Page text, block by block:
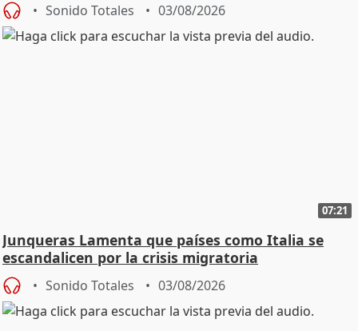
Sonido Totales 03/08/2026
07:21
Junqueras Lamenta que países como Italia se
escandalicen por la crisis migratoria
Sonido Totales 03/08/2026